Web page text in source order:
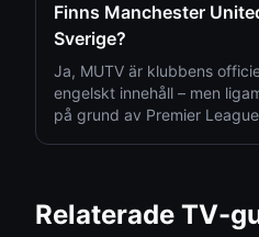
Finns Manchester
Sverige?
Ja, MUTV är klubbens
engelskt innehåll – men
på grund av Premier
Relaterade TV-